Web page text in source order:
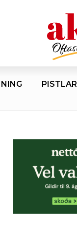
PISTLAR